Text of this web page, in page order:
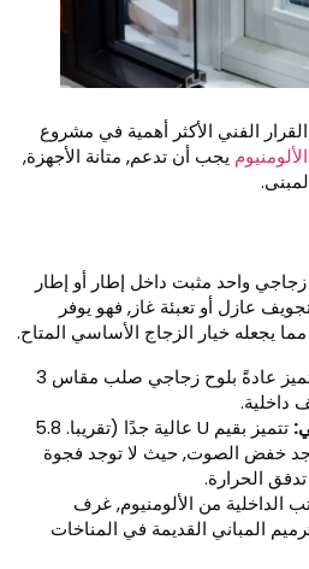
الفني الأكثر أهمية في مشروع
يجب أن تدعم, متانة الأجهزة,
واحد مثبت داخل إطار أو إطار
عازل أو تعبئة غاز, فهو يوفر
يجعله خيار الزجاج الأساسي المتاح.
يتميز عادةً بلوح زجاجي صلب مقاس 3
تتميز بقيم U عالية جدًا (تقريبا. 5.8
يوجد خفض الصوت, حيث لا توجد فجوة
الحرارة.
من الألومنيوم, غرف
المباني القديمة في المناخات